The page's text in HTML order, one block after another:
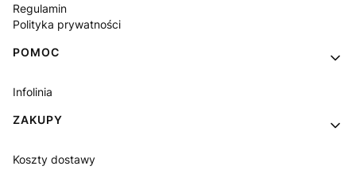
Regulamin
Polityka prywatności
POMOC
Infolinia
ZAKUPY
Koszty dostawy